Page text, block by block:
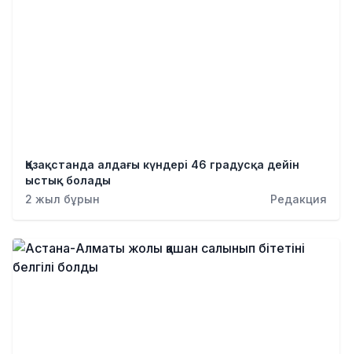
Қазақстанда алдағы күндері 46 градусқа дейін
ыстық болады
2 жыл бұрын
Редакция